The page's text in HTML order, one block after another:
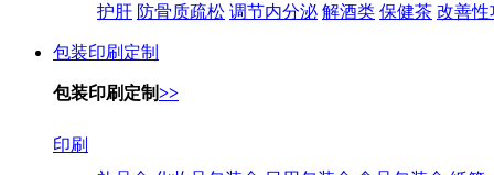
护肝 防骨质疏松 调节内分泌 解酒类 保健茶 改善性
包装印刷定制
包装印刷定制>>
印刷